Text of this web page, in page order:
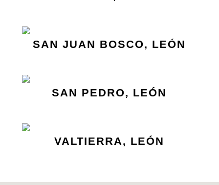
SAN JUAN BOSCO, LEÓN
SAN PEDRO, LEÓN
VALTIERRA, LEÓN